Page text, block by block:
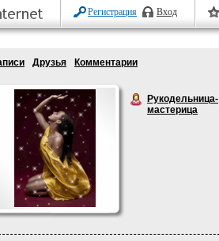
Регистрация Вход
Друзья Комментарии
Рукодельница-
мастерица